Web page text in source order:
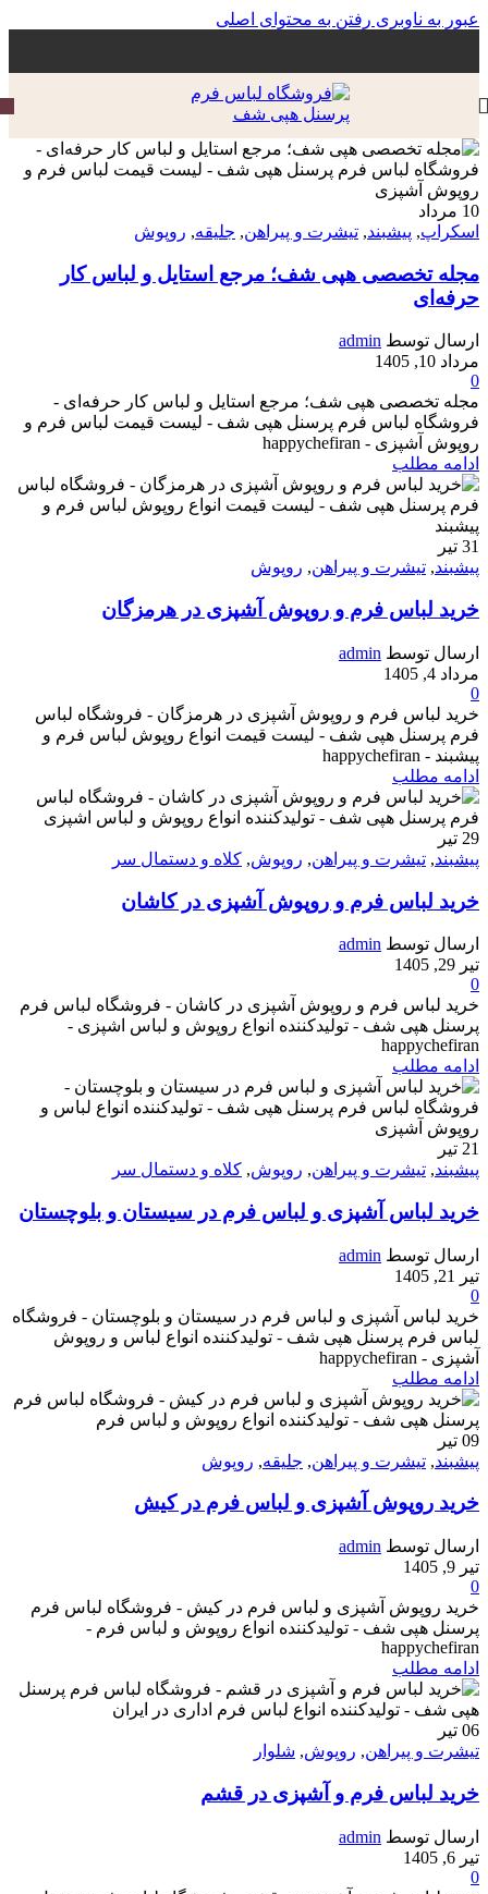
عبور به ناوبری رفتن به محتوای اصلی
10 مرداد
اسکراپ, پیشبند, تیشرت و پیراهن, جلیقه, روپوش
مجله تخصصی هپی شف؛ مرجع استایل و لباس کار
حرفه‌ای
ارسال توسط admin
مرداد 10, 1405
0
مجله تخصصی هپی شف؛ مرجع استایل و لباس کار حرفه‌ای -
فروشگاه لباس فرم پرسنل هپی شف - لیست قیمت لباس فرم و
روپوش آشپزی - happychefiran
ادامه مطلب
31 تیر
پیشبند, تیشرت و پیراهن, روپوش
خرید لباس فرم و روپوش آشپزی در هرمزگان
ارسال توسط admin
مرداد 4, 1405
0
خرید لباس فرم و روپوش آشپزی در هرمزگان - فروشگاه لباس
فرم پرسنل هپی شف - لیست قیمت انواع روپوش لباس فرم و
پیشبند - happychefiran
ادامه مطلب
29 تیر
پیشبند, تیشرت و پیراهن, روپوش, کلاه و دستمال سر
خرید لباس فرم و روپوش آشپزی در کاشان
ارسال توسط admin
تیر 29, 1405
0
خرید لباس فرم و روپوش آشپزی در کاشان - فروشگاه لباس فرم
پرسنل هپی شف - تولیدکننده انواع روپوش و لباس اشپزی -
happychefiran
ادامه مطلب
21 تیر
پیشبند, تیشرت و پیراهن, روپوش, کلاه و دستمال سر
خرید لباس آشپزی و لباس فرم در سیستان و بلوچستان
ارسال توسط admin
تیر 21, 1405
0
خرید لباس آشپزی و لباس فرم در سیستان و بلوچستان - فروشگاه
لباس فرم پرسنل هپی شف - تولیدکننده انواع لباس و روپوش
آشپزی - happychefiran
ادامه مطلب
09 تیر
پیشبند, تیشرت و پیراهن, جلیقه, روپوش
خرید روپوش آشپزی و لباس فرم در کیش
ارسال توسط admin
تیر 9, 1405
0
خرید روپوش آشپزی و لباس فرم در کیش - فروشگاه لباس فرم
پرسنل هپی شف - تولیدکننده انواع روپوش و لباس فرم -
happychefiran
ادامه مطلب
06 تیر
تیشرت و پیراهن, روپوش, شلوار
خرید لباس فرم و آشپزی در قشم
ارسال توسط admin
تیر 6, 1405
0